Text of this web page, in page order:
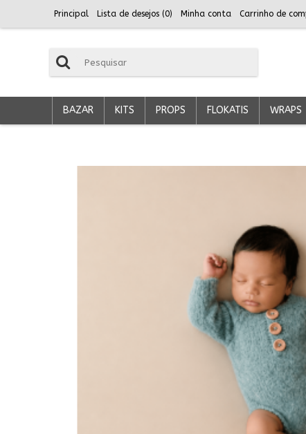
Principal Lista de desejos (0) Minha conta Carrinho de
BAZAR KITS PROPS FLOKATIS WRAPS